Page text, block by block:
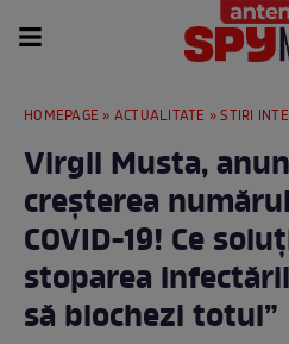
HOMEPAGE » ACTUALITATE »STIRI
Virgil Musta,
creșterea
COVID-19! Ce
stoparea
să blochezi totul”